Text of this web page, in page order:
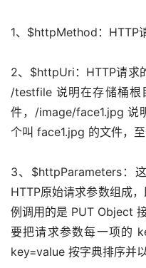
1、$httpMethod：HTTP
2、$httpUri：HTTP请求
/testfile 说明在存储桶
件，/image/face1.jpg 说
个叫 face1.jpg 的文件，
3、$httpParameters：
HTTP原始请求参数组成
例调用的是 PUT Object
要把请求参数每一项的
key=value 按字典排序并